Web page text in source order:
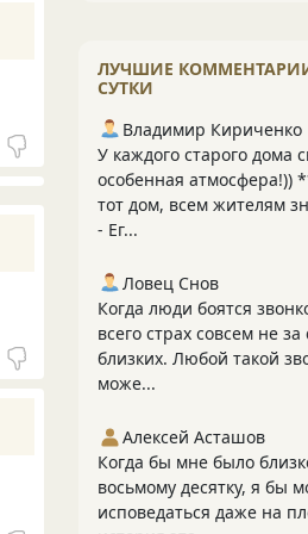
ЛУЧШИЕ
СУТКИ
Владимир Кириченко
У каждого старого дома
особенная атмосфера!))
тот дом, всем жителям
- Ег...
Ловец Снов
Когда люди боятся
всего страх совсем не за
близких. Любой такой
може...
Алексей Асташов
Когда бы мне было
восьмому десятку, я бы
исповедаться даже на